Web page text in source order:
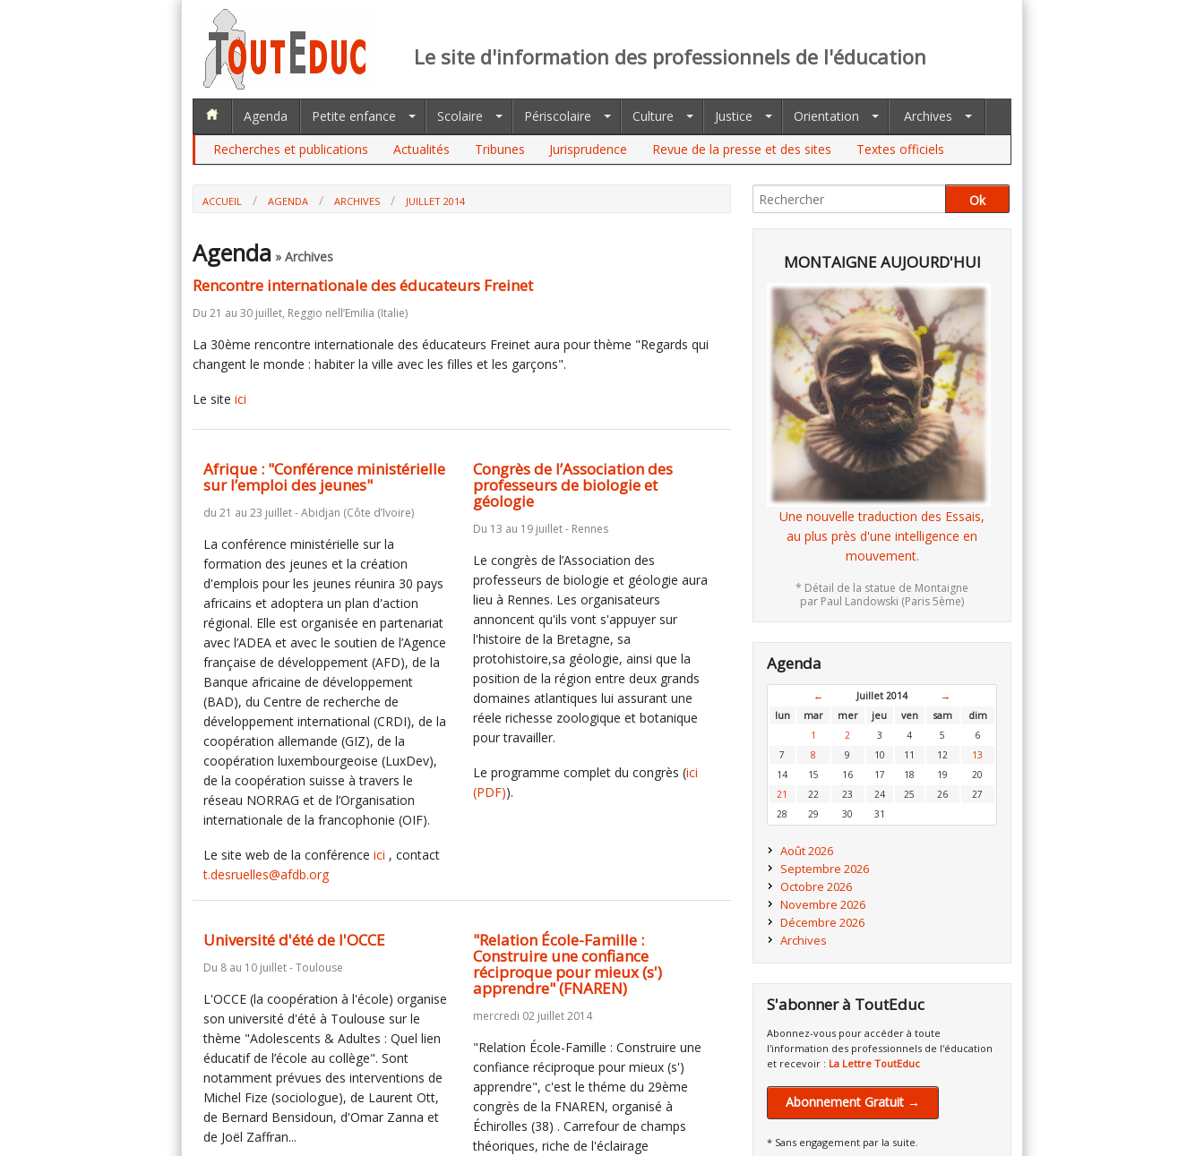
Le site d'information des professionnels de l'éducation
Agenda Petite enfance Scolaire Périscolaire Culture Justice Orientation
Archives
Recherches et publications
Actualités Tribunes Jurisprudence Revue de la presse et des sites Textes officiels
ACCUEIL AGENDA ARCHIVES JUILLET 2014
Agenda » Archives
Rencontre internationale des éducateurs Freinet
Du 21 au 30 juillet, Reggio nell’Emilia (Italie)
La 30ème rencontre internationale des éducateurs Freinet aura pour thème "Regards qui
changent le monde : habiter la ville avec les filles et les garçons".
Le site ici
Afrique : "Conférence ministérielle
sur l’emploi des jeunes"
du 21 au 23 juillet - Abidjan (Côte d’Ivoire)
La conférence ministérielle sur la
formation des jeunes et la création
d'emplois pour les jeunes réunira 30 pays
africains et adoptera un plan d'action
régional. Elle est organisée en partenariat
avec l’ADEA et avec le soutien de l’Agence
française de développement (AFD), de la
Banque africaine de développement
(BAD), du Centre de recherche de
développement international (CRDI), de la
coopération allemande (GIZ), de la
coopération luxembourgeoise (LuxDev),
de la coopération suisse à travers le
réseau NORRAG et de l’Organisation
internationale de la francophonie (OIF).
Le site web de la conférence ici , contact
t.desruelles@afdb.org
Congrès de l’Association des
professeurs de biologie et
géologie
Du 13 au 19 juillet - Rennes
Le congrès de l’Association des
professeurs de biologie et géologie aura
lieu à Rennes. Les organisateurs
annoncent qu'ils vont s'appuyer sur
l'histoire de la Bretagne, sa
protohistoire,sa géologie, ainsi que la
position de la région entre deux grands
domaines atlantiques lui assurant une
réele richesse zoologique et botanique
pour travailler.
Le programme complet du congrès (ici
(PDF)).
Université d'été de l'OCCE
Du 8 au 10 juillet - Toulouse
L'OCCE (la coopération à l'école) organise
son université d'été à Toulouse sur le
thème "Adolescents & Adultes : Quel lien
éducatif de l’école au collège". Sont
notamment prévues des interventions de
Michel Fize (sociologue), de Laurent Ott,
de Bernard Bensidoun, d'Omar Zanna et
de Joël Zaffran...
"Relation École-Famille :
Construire une confiance
réciproque pour mieux (s')
apprendre" (FNAREN)
mercredi 02 juillet 2014
"Relation École-Famille : Construire une
confiance réciproque pour mieux (s')
apprendre", c'est le théme du 29ème
congrès de la FNAREN, organisé à
Échirolles (38) . Carrefour de champs
théoriques, riche de l'éclairage
MONTAIGNE AUJOURD'HUI
Une nouvelle traduction des Essais,
au plus près d'une intelligence en
mouvement.
* Détail de la statue de Montaigne
par Paul Landowski (Paris 5ème)
Agenda
← Juillet 2014
→
lun
mar mer jeu ven sam
dim
1
2 3 4 5
6
7
8 9 10 11 12
13
14
15 16 17 18 19
20
21
22 23 24 25 26
27
28
29 30 31
Août 2026
Septembre 2026
Octobre 2026
Novembre 2026
Décembre 2026
Archives
S'abonner à ToutEduc
Abonnez-vous pour accéder à toute
l'information des professionnels de l'éducation
et recevoir : La Lettre ToutEduc
Abonnement Gratuit →
* Sans engagement par la suite.